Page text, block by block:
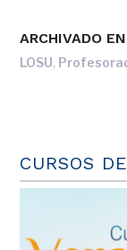
ARCHIVADO
LOSU,
CURSOS